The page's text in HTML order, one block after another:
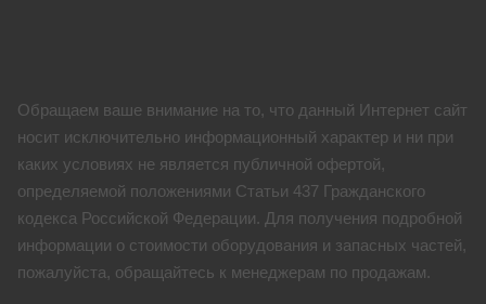
Обращаем ваше внимание на то, что данный Интернет сайт
носит исключительно информационный характер и ни при
каких условиях не является публичной офертой,
определяемой положениями Статьи 437 Гражданского
кодекса Российской Федерации. Для получения подробной
информации о стоимости оборудования и запасных частей,
пожалуйста, обращайтесь к менеджерам по продажам.